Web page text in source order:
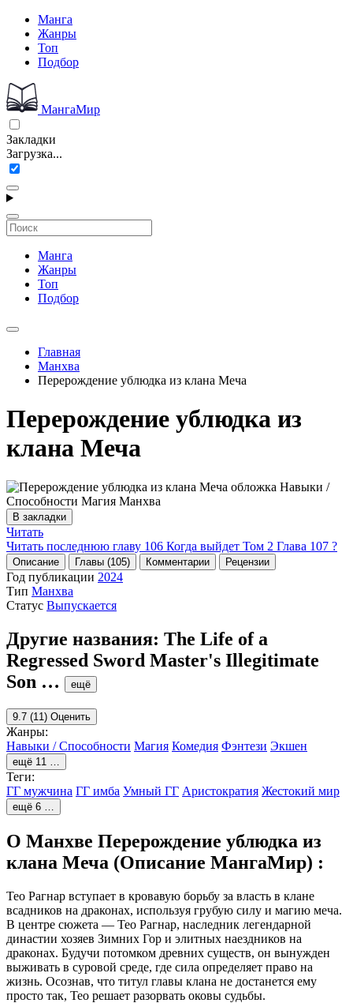
Манга
Жанры
Топ
Подбор
МангаМир
Закладки
Загрузка...
Манга
Жанры
Топ
Подбор
Главная
Манхва
Перерождение ублюдка из клана Меча
Перерождение ублюдка из
клана Меча
В закладки
Читать
Читать последнюю главу 106 Когда выйдет Том 2 Глава 107 ?
Описание Главы (105) Комментарии Рецензии
Год публикации 2024
Тип Манхва
Статус Выпускается
Другие названия: The Life of a
Regressed Sword Master's Illegitimate
Son … ещё
9.7 (11) Оценить
Жанры:
Навыки / Способности Магия Комедия Фэнтези Экшен
ещё 11 …
Теги:
ГГ мужчина ГГ имба Умный ГГ Аристократия Жестокий мир
ещё 6 …
О Манхве Перерождение ублюдка из
клана Меча (Описание МангаМир) :
Тео Рагнар вступает в кровавую борьбу за власть в клане
всадников на драконах, используя грубую силу и магию меча.
В центре сюжета — Тео Рагнар, наследник легендарной
династии хозяев Зимних Гор и элитных наездников на
драконах. Будучи потомком древних существ, он вынужден
выживать в суровой среде, где сила определяет право на
жизнь. Осознав, что титул главы клана не достанется ему
просто так, Тео решает разорвать оковы судьбы.